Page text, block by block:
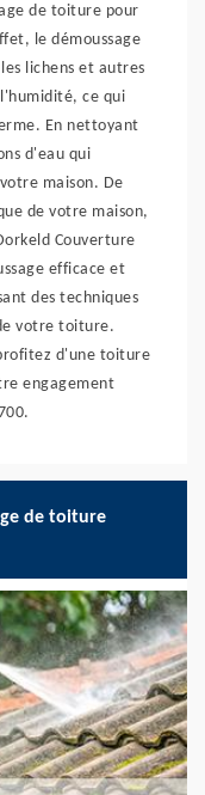
de toiture pour
le démoussage
lichens et autres
ce qui
En nettoyant
d'eau qui
maison. De
de votre maison,
Couverture
efficace et
des techniques
votre toiture.
d'une toiture
engagement
de toiture